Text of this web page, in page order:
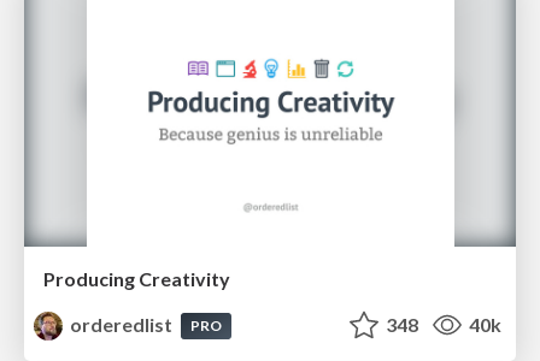
Producing Creativity
orderedlist
PRO 348 40k